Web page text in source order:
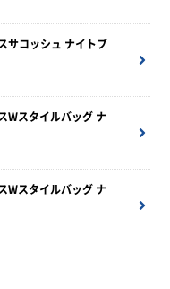
サコッシュ ナイトブ
Wスタイルバッグ ナ
Wスタイルバッグ ナ